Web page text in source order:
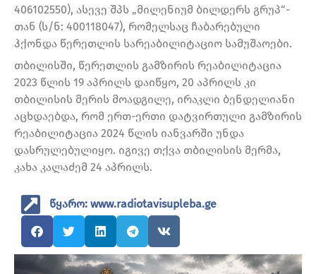
406102550), ასევე შპს „მილენიუმ ბილდერს გრუპ“-
თან (ს/ნ: 400118047), რომელსაც ჩაბარებული
ჰქონდა წერეთლის სარეაბილიტაციო სამუშაოები.
თბილისში, წერეთლის გამზირის რეაბილიტაცია
2023 წლის 19 აპრილს დაიწყო, 20 აპრილს კი
თბილისის მერის მოადგილე, ირაკლი ბენდელიანი
აცხდაებდა, რომ ერთ-ერთი დატვირთული გამზირის
რეაბილიტაცია 2024 წლის იანვარში უნდა
დასრულებულიყო. იგივე თქვა თბილისის მერმა,
კახა კალაძემ 24 აპრილს.
წყარო: www.radiotavisupleba.ge